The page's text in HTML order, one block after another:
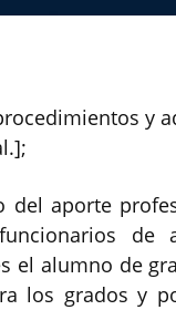
y
aporte
de
el alumno de
los grados y